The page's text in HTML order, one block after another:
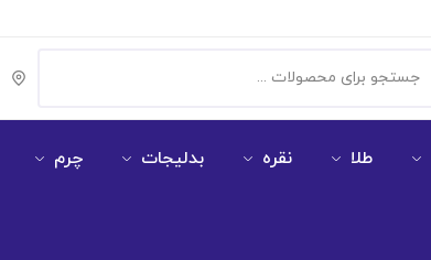
طلا نقره بدلیجات چرم